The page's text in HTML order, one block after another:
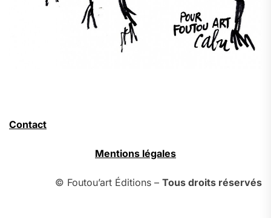
Contact
Mentions légales
© Foutou’art Éditions – Tous droits réservés